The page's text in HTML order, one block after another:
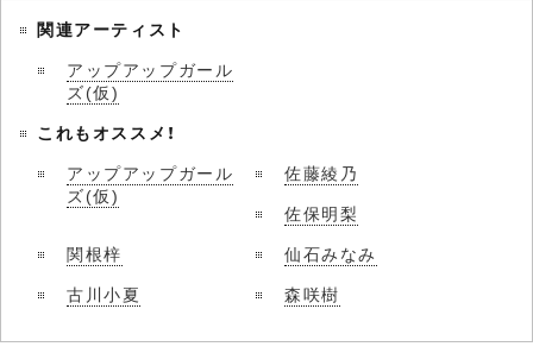
関連アーティスト
アップアップガール
ズ(仮)
これもオススメ！
アップアップガール
ズ(仮)
佐藤綾乃
佐保明梨
関根梓
仙石みなみ
古川小夏
森咲樹